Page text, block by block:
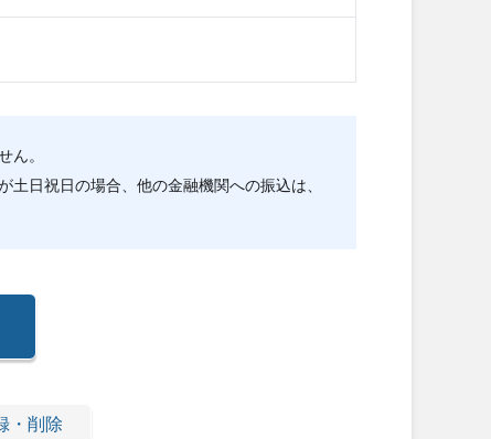
ん。
日祝日の場合、他の金融機関への振込は、
・削除